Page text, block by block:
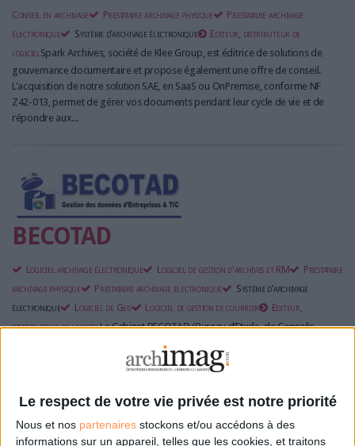
Le respect de votre vie privée est notre priorité
Nous et nos partenaires stockons et/ou accédons à des
informations sur un appareil, telles que les cookies, et traitons
Conseil en archivage
Prestataire archivage physique
Prestataire archivage
électronique
Système d’archivage électronique
Editeur, distributeur de
logicielSpark Archives, société de Klee Group, est éditrice de solutions de
gouvernance documentaire et propose également une offre de conseil.
L'acquisition de notre solution SAE, en SaaS ou OnPremise, conforme NF
Z42-013, permet de gérer vos documents pendant leur cycle de vie et de
répondre aux...
BECOTAD
Logiciel archivage électronique Logiciel de gestion d'archives et RM
Prestataire
archivage physique
Prestataire archivage électronique
Système d’archivage
électronique
Logiciel de Ged Logiciel de gestion de courrier
Editeur,
distributeur de logicielLe Cabinet BECOTAD (Bureau d’Etude, de Conseils,
d’Organisation et de Traitement en Archives et en Documentation) est une
banque de compétences africaines fondé en 1995 (spécialistes en archivage,
en gestion des documents administratifs et en ingénierie informatique) au